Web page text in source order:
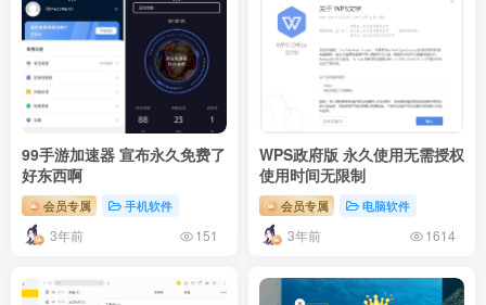
99手游加速器 宣布永久免费了
好东西啊
会员专属 手机软件
3年前 151
WPS政府版 永久使用无需授权
使用时间无限制
会员专属 电脑软件
3年前 1614